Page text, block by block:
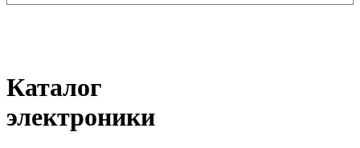
Каталог
электроники